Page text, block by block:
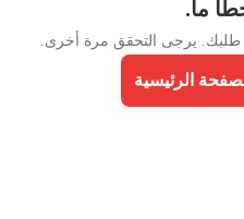
ما.
طلبك. يرجى التحقق مرة أخرى.
الرئيسية